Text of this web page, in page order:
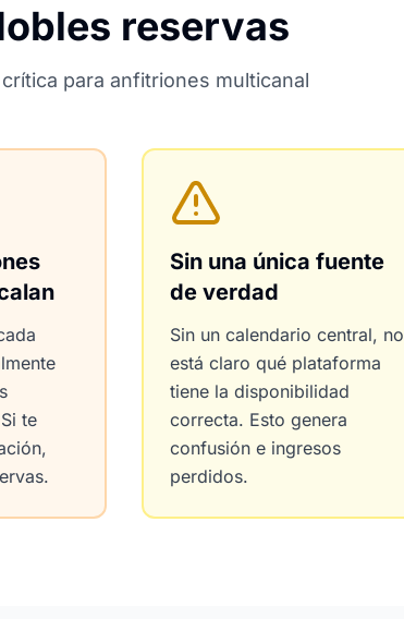
reservas
para anfitriones multicanal
te
Sin una única fuente
de verdad
Sin un calendario central, no
está claro qué plataforma
tiene la disponibilidad
correcta. Esto genera
confusión e ingresos
perdidos.